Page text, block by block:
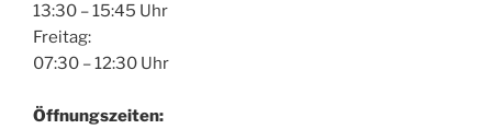
13:30 – 15:45 Uhr
Freitag:
07:30 – 12:30 Uhr
Öffnungszeiten: